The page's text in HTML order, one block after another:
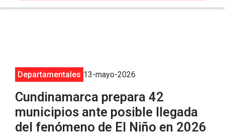
Departamentales 13-mayo-2026
Cundinamarca prepara 42
municipios ante posible llegada
del fenómeno de El Niño en 2026